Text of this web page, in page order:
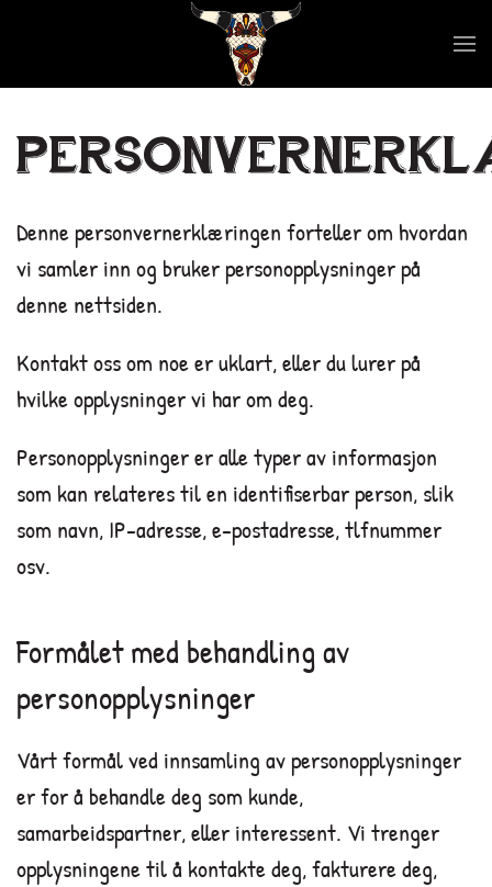
Denne personvernerklæringen forteller om hvordan
vi samler inn og bruker personopplysninger på
denne nettsiden.
Kontakt oss om noe er uklart, eller du lurer på
hvilke opplysninger vi har om deg.
Personopplysninger er alle typer av informasjon
som kan relateres til en identifiserbar person, slik
som navn, IP-adresse, e-postadresse, tlfnummer
osv.
Formålet med behandling av
personopplysninger
Vårt formål ved innsamling av personopplysninger
er for å behandle deg som kunde,
samarbeidspartner, eller interessent. Vi trenger
opplysningene til å kontakte deg, fakturere deg,